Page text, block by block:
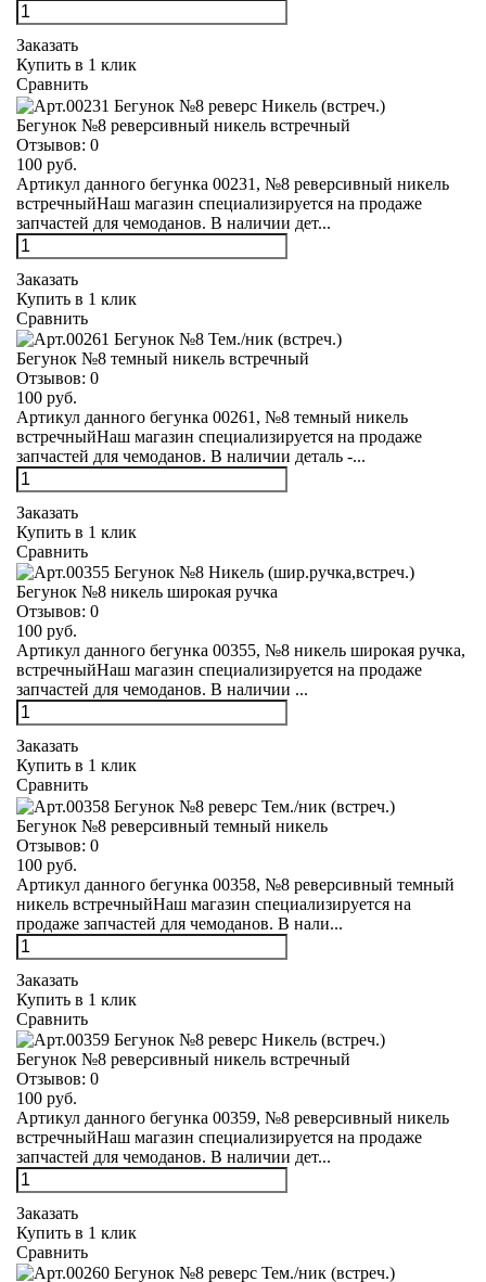
Заказать
Купить в 1 клик
Сравнить
Бегунок №8 реверсивный никель встречный
Отзывов: 0
100 руб.
Артикул данного бегунка 00231, №8 реверсивный никель
встречныйНаш магазин специализируется на продаже
запчастей для чемоданов. В наличии дет...
Заказать
Купить в 1 клик
Сравнить
Бегунок №8 темный никель встречный
Отзывов: 0
100 руб.
Артикул данного бегунка 00261, №8 темный никель
встречныйНаш магазин специализируется на продаже
запчастей для чемоданов. В наличии деталь -...
Заказать
Купить в 1 клик
Сравнить
Бегунок №8 никель широкая ручка
Отзывов: 0
100 руб.
Артикул данного бегунка 00355, №8 никель широкая ручка,
встречныйНаш магазин специализируется на продаже
запчастей для чемоданов. В наличии ...
Заказать
Купить в 1 клик
Сравнить
Бегунок №8 реверсивный темный никель
Отзывов: 0
100 руб.
Артикул данного бегунка 00358, №8 реверсивный темный
никель встречныйНаш магазин специализируется на
продаже запчастей для чемоданов. В нали...
Заказать
Купить в 1 клик
Сравнить
Бегунок №8 реверсивный никель встречный
Отзывов: 0
100 руб.
Артикул данного бегунка 00359, №8 реверсивный никель
встречныйНаш магазин специализируется на продаже
запчастей для чемоданов. В наличии дет...
Заказать
Купить в 1 клик
Сравнить